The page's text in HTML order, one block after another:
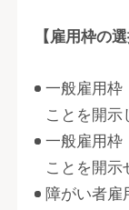
【雇用枠の選
一般雇用枠
ことを開示
一般雇用枠
ことを開示
障がい者雇